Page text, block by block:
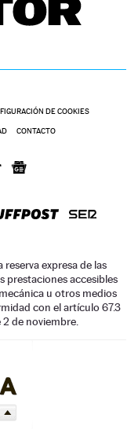
DE COOKIES
CONTACTO
reserva expresa de las
prestaciones accesibles
u otros medios
con el artículo 67.3
de noviembre.